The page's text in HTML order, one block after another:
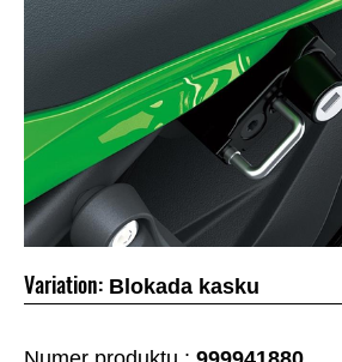
Variation: Blokada kasku